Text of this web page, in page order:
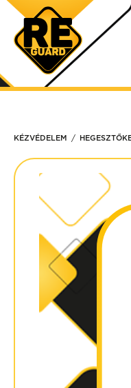
KÉZVÉDELEM